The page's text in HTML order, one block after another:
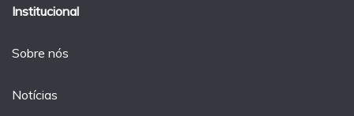
Institucional
Sobre nós
Notícias